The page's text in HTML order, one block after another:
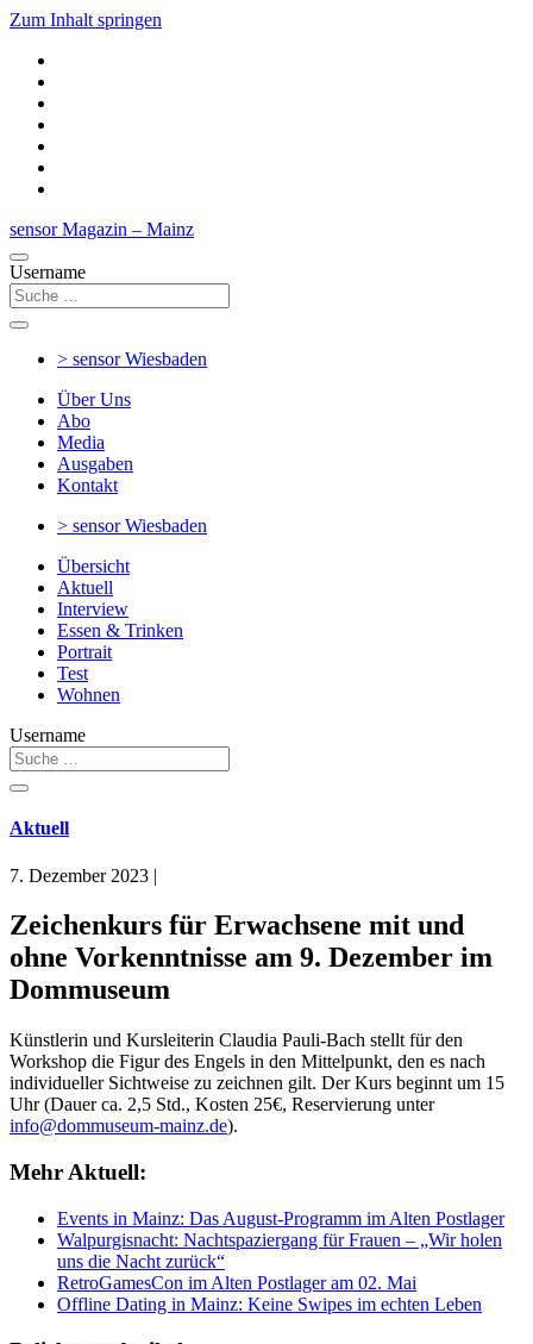
Zum Inhalt springen
sensor Magazin – Mainz
Username
> sensorWiesbaden
Über Uns
Abo
Media
Ausgaben
Kontakt
> sensorWiesbaden
Übersicht
Aktuell
Interview
Essen & Trinken
Portrait
Test
Wohnen
Username
Aktuell
7. Dezember 2023 |
Zeichenkurs für Erwachsene mit und
ohne Vorkenntnisse am 9. Dezember im
Dommuseum
Künstlerin und Kursleiterin Claudia Pauli-Bach stellt für den
Workshop die Figur des Engels in den Mittelpunkt, den es nach
individueller Sichtweise zu zeichnen gilt. Der Kurs beginnt um 15
Uhr (Dauer ca. 2,5 Std., Kosten 25€, Reservierung unter
info@dommuseum-mainz.de).
Mehr Aktuell:
Events in Mainz: Das August-Programm im Alten Postlager
Walpurgisnacht: Nachtspaziergang für Frauen – „Wir holen
uns die Nacht zurück“
RetroGamesCon im Alten Postlager am 02. Mai
Offline Dating in Mainz: Keine Swipes im echten Leben